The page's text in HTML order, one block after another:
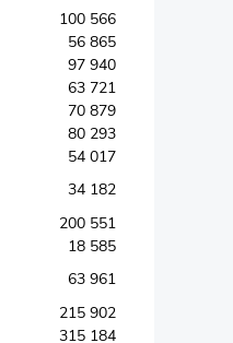
100 566
56 865
97 940
63 721
70 879
80 293
54 017
34 182
200 551
18 585
63 961
215 902
315 184